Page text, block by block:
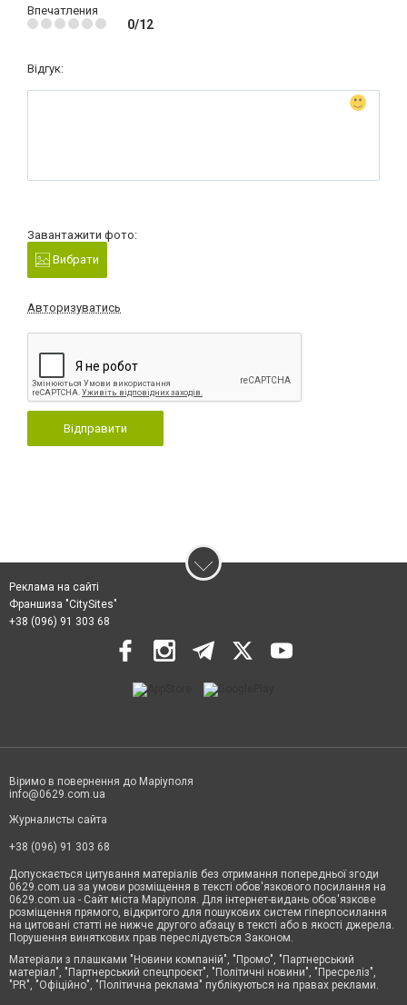
Впечатления
0/12
Відгук:
Завантажити фото:
Вибрати
Авторизуватись
Відправити
Реклама на сайті
Франшиза "CitySites"
+38 (096) 91 303 68
Віримо в повернення до Маріуполя
info@0629.com.ua
Журналисты сайта
+38 (096) 91 303 68
Допускається цитування матеріалів без отримання попередньої згоди
0629.com.ua за умови розміщення в тексті обов'язкового посилання на
0629.com.ua - Сайт міста Маріуполя. Для інтернет-видань обов'язкове
розміщення прямого, відкритого для пошукових систем гіперпосилання
на цитовані статті не нижче другого абзацу в тексті або в якості джерела.
Порушення виняткових прав переслідується Законом.
Матеріали з плашками "Новини компаній", "Промо", "Партнерський
матеріал", "Партнерський спецпроєкт", "Політичні новини", "Пресреліз",
"PR", "Офіційно", "Політична реклама" публікуються на правах реклами.